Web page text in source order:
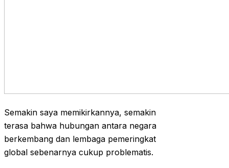
Semakin saya memikirkannya, semakin
terasa bahwa hubungan antara negara
berkembang dan lembaga pemeringkat
global sebenarnya cukup problematis.